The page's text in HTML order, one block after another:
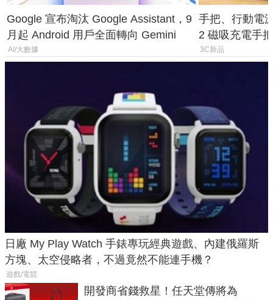
Google 宣布淘汰 Google Assistant，9
月起 Android 用戶全面轉向 Gemini
AI/大數據
手把、行動電
2 磁吸充電手
倍
3C新品
日廠 My Play Watch 手錶專玩經典遊戲、內建俄羅斯
方塊、太空侵略者，不過竟然不能連手機？
遊戲/電競
開發商省錢救星！任天堂傳將為